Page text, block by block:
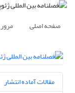
صفحه اصلی مرور
مقالات آماده انتشار